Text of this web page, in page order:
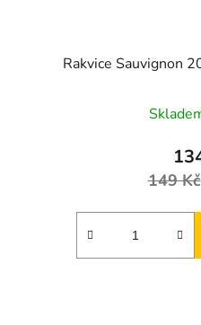
Rakvice Sauvignon
149 Kč